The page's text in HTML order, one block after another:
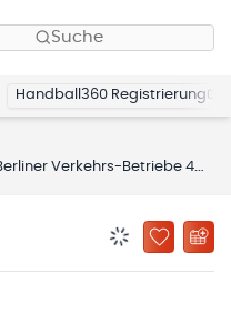
Suche
Handball360 Registrierung
Verkehrs-Betriebe 49 e.V.
ZU